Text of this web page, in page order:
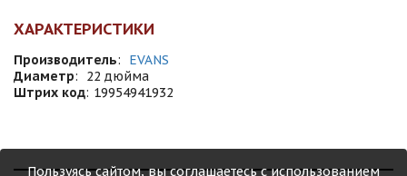
ХАРАКТЕРИСТИКИ
Производитель:
EVANS
Диаметр:
22 дюйма
Штрих код: 19954941932
Пользуясь сайтом, вы соглашаетесь с использованием